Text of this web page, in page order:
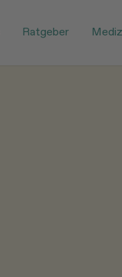
Ratgeber